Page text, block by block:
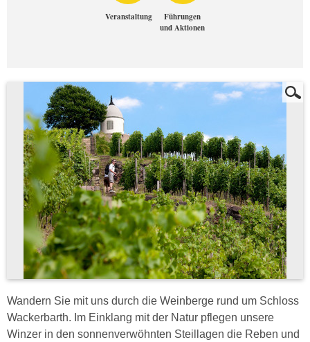
Veranstaltung
Führungen
und Aktionen
Wandern Sie mit uns durch die Weinberge rund um Schloss
Wackerbarth. Im Einklang mit der Natur pflegen unsere
Winzer in den sonnenverwöhnten Steillagen die Reben und